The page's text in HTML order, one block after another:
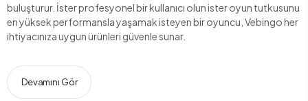
buluşturur. İster profesyonel bir kullanıcı olun ister oyun tutkusunu
en yüksek performansla yaşamak isteyen bir oyuncu, Vebingo her
ihtiyacınıza uygun ürünleri güvenle sunar.
Devamını Gör